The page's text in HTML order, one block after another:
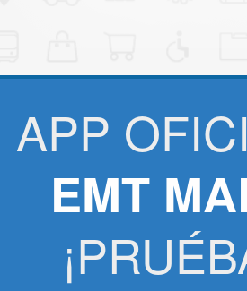
APP
EMT